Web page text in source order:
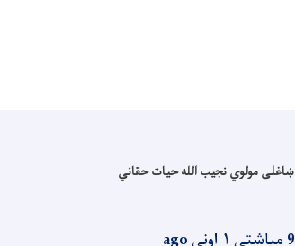
ښاغلی مولوي نجیب الله حیات حقاني